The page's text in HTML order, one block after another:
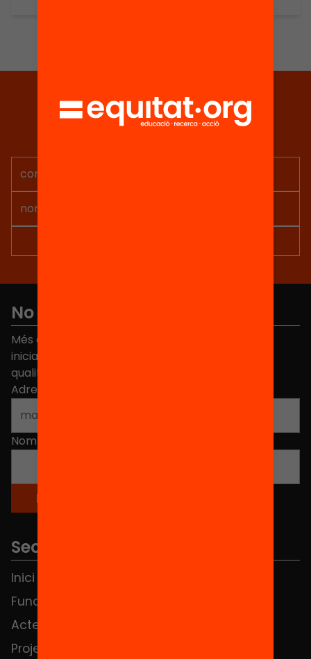
Tria equitat
Rep continguts, iniciatives i
No et perdis res
Més de 40.000 persones ja han triat Equitat. Rep
iniciatives, propostes i projectes per millorar la
qualitat de l'educació a Catalunya.
Adreça electrònica
Nom
Seccions
Inici
Fundació
Actes
Projectes